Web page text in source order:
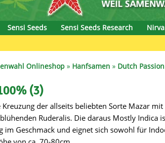
Delicious Seeds
Dr. Underground Seeds
Dutch Passion
Empire Seeds
Exotic Seeds
Kannabia
La
Sensi Seeds Sensi Seeds Research
Onlineshop » Hanfsamen » Dutch Passion
(3)
der allseits beliebten Sorte Mazar
Ruderalis. Die daraus Mostly Indica
im Geschmack und eignet sich sowohl für